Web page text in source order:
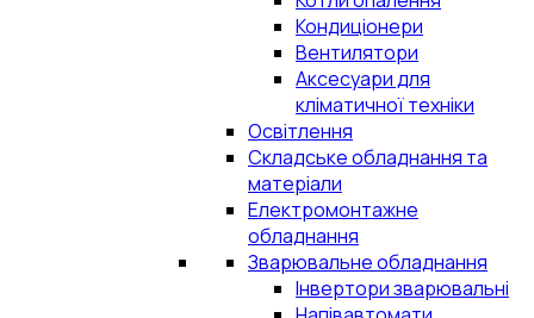
Кондиціонери
Вентилятори
Аксесуари для
кліматичної техніки
Освітлення
Складське обладнання та
матеріали
Електромонтажне
обладнання
Зварювальне обладнання
Інвертори зварювальні